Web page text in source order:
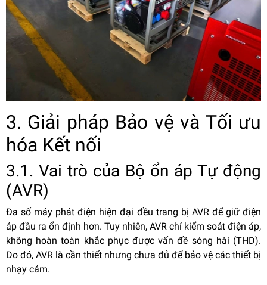
3. Giải pháp Bảo vệ và Tối ưu
hóa Kết nối
3.1. Vai trò của Bộ ổn áp Tự động
(AVR)
Đa số máy phát điện hiện đại đều trang bị AVR để giữ điện
áp đầu ra ổn định hơn. Tuy nhiên, AVR chỉ kiểm soát điện áp,
không hoàn toàn khắc phục được vấn đề sóng hài (THD).
Do đó, AVR là cần thiết nhưng chưa đủ để bảo vệ các thiết bị
nhạy cảm.